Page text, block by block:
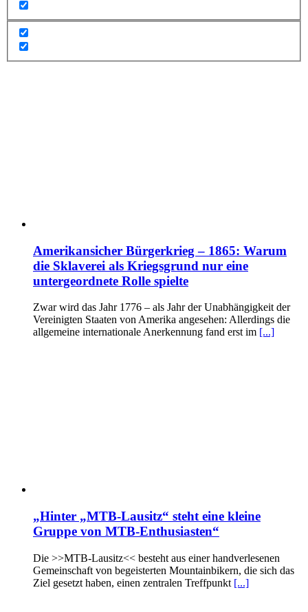
Amerikansicher Bürgerkrieg – 1865: Warum
die Sklaverei als Kriegsgrund nur eine
untergeordnete Rolle spielte
Zwar wird das Jahr 1776 – als Jahr der Unabhängigkeit der
Vereinigten Staaten von Amerika angesehen: Allerdings die
allgemeine internationale Anerkennung fand erst im [...]
„Hinter „MTB-Lausitz“ steht eine kleine
Gruppe von MTB-Enthusiasten“
Die >>MTB-Lausitz<< besteht aus einer handverlesenen
Gemeinschaft von begeisterten Mountainbikern, die sich das
Ziel gesetzt haben, einen zentralen Treffpunkt [...]